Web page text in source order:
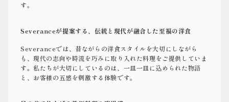
す。
Severanceが提案する、伝統と現代が融合した至福の洋食
Severanceでは、昔ながらの洋食スタイルを大切にしながら
も、現代の志向や時流を巧みに取り入れた料理をご提供していま
す。私たちが大切にしているのは、一皿一皿に込められた物語
と、お客様の五感を刺激する体験です。